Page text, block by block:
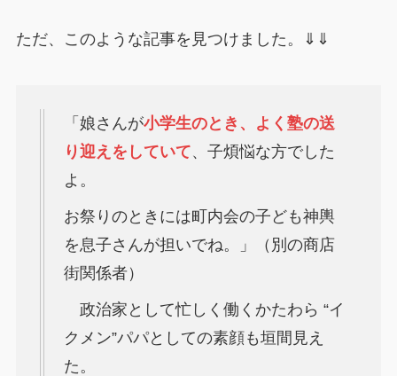
ただ、このような記事を見つけました。⇓⇓
「娘さんが小学生のとき、よく塾の送
り迎えをしていて、子煩悩な方でした
よ。
お祭りのときには町内会の子ども神輿
を息子さんが担いでね。」（別の商店
街関係者）
政治家として忙しく働くかたわら “イ
クメン”パパとしての素顔も垣間見え
た。